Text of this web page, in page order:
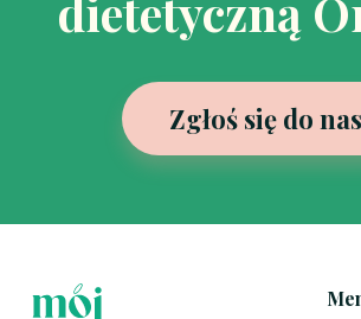
Zgłoś się do nas